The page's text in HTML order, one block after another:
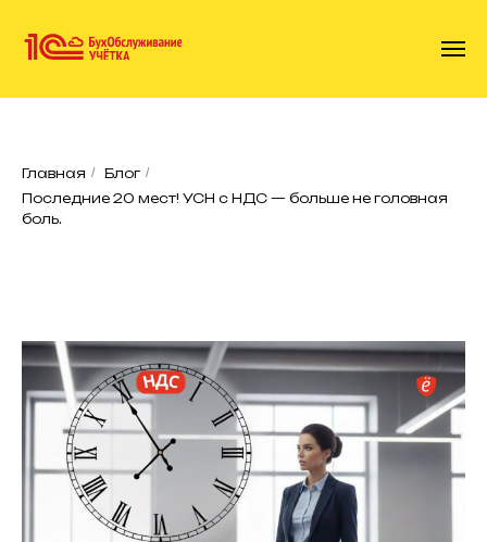
Главная / Блог /
Последние 20 мест! УСН с НДС — больше не головная
боль.